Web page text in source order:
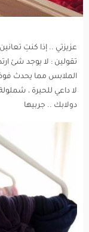
عزيزتي .. إذا كنتِ
تقولين : لا يوجد شئ
الملابس مما يحدث
لا داعي للحيرة ،
دولابك .. جربيها